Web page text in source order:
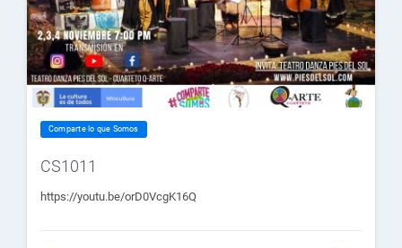
Comparte lo que Somos
CS1011
https://youtu.be/orD0VcgK16Q